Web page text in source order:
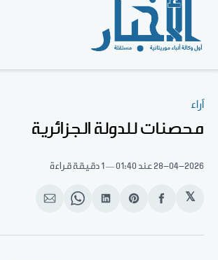
آراء
محصنات للدولة الجزائرية
28-04-2026عند 01:40 1 دقيقة قراءة
𝕏
انشر
الفيسبوك
Share
Pinterest
انشر
لينكد
Share
WhatsApp
انشر
الإيميل